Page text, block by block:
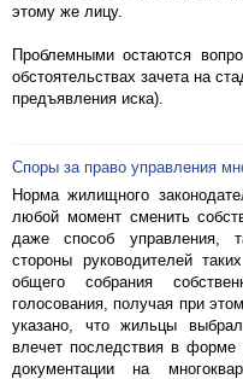
этому же лицу.
Проблемными остаются
обстоятельствах зачета на
предъявления иска).
Споры за право управления
Норма жилищного
любой момент сменить
даже способ управления,
стороны руководителей
общего собрания
голосования, получая при
указано, что жильцы
влечет последствия в форме
документации на